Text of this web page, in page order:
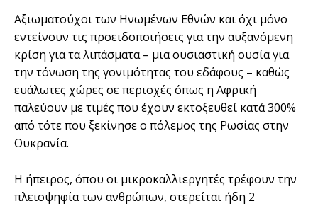
Αξιωματούχοι των Ηνωμένων Εθνών και όχι μόνο
εντείνουν τις προειδοποιήσεις για την αυξανόμενη
κρίση για τα λιπάσματα – μια ουσιαστική ουσία για
την τόνωση της γονιμότητας του εδάφους – καθώς
ευάλωτες χώρες σε περιοχές όπως η Αφρική
παλεύουν με τιμές που έχουν εκτοξευθεί κατά 300%
από τότε που ξεκίνησε ο πόλεμος της Ρωσίας στην
Ουκρανία.
Η ήπειρος, όπου οι μικροκαλλιεργητές τρέφουν την
πλειοψηφία των ανθρώπων, στερείται ήδη 2